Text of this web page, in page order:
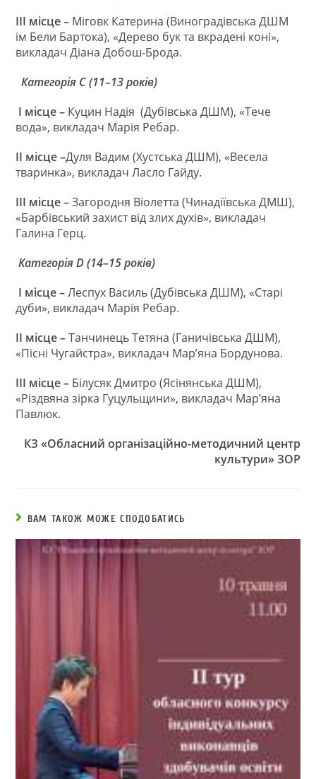
III місце – Міговк Катерина (Виноградівська ДШМ
ім Бели Бартока), «Дерево бук та вкрадені коні»,
викладач Діана Добош-Брода.
Категорія С (11–13 років)
I місце – Куцин Надія (Дубівська ДШМ), «Тече
вода», викладач Марія Ребар.
II місце –Дуля Вадим (Хустська ДШМ), «Весела
тваринка», викладач Ласло Гайду.
III місце –Загородня Віолетта (Чинадіївська ДМШ),
«Барбівський захист від злих духів», викладач
Галина Герц.
КатегоріяD(14–15років)
I місце –Леспух Василь (Дубівська ДШМ), «Старі
дуби», викладач Марія Ребар.
II місце–Танчинець Тетяна (Ганичівська ДШМ),
«Пісні Чугайстра», викладач Мар’яна Бордунова.
III місце – Білусяк Дмитро (Ясінянська ДШМ),
«Різдвяна зірка Гуцульщини», викладач Мар’яна
Павлюк.
КЗ «Обласний організаційно-методичний центр
культури» ЗОР
ВАМ ТАКОЖ МОЖЕ СПОДОБАТИСЬ